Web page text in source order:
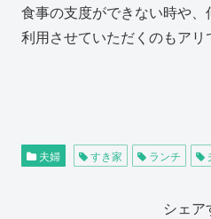
食事の支度ができない時や
利用させていただくのもアリ
夫婦 すき家 ランチ
シェア